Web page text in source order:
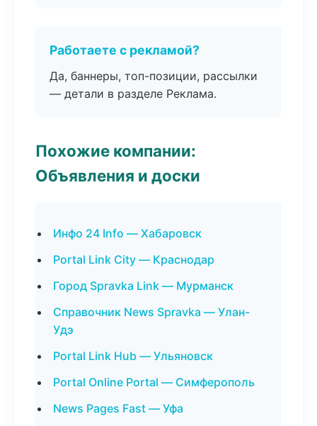
Работаете с рекламой?
Да, баннеры, топ-позиции, рассылки
— детали в разделе Реклама.
Похожие компании:
Объявления и доски
Инфо 24 Info — Хабаровск
Portal Link City — Краснодар
Город Spravka Link — Мурманск
Справочник News Spravka — Улан-
Удэ
Portal Link Hub — Ульяновск
Portal Online Portal — Симферополь
News Pages Fast — Уфа